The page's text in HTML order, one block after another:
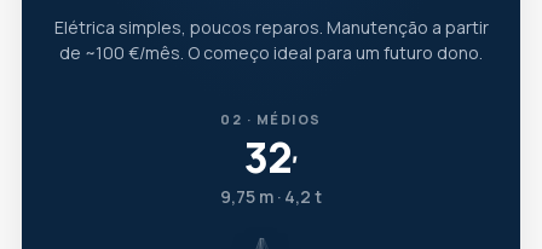
Elétrica simples, poucos reparos. Manutenção a partir
de ~100 €/mês. O começo ideal para um futuro dono.
02 · MÉDIOS
32′
9,75 m · 4,2 t